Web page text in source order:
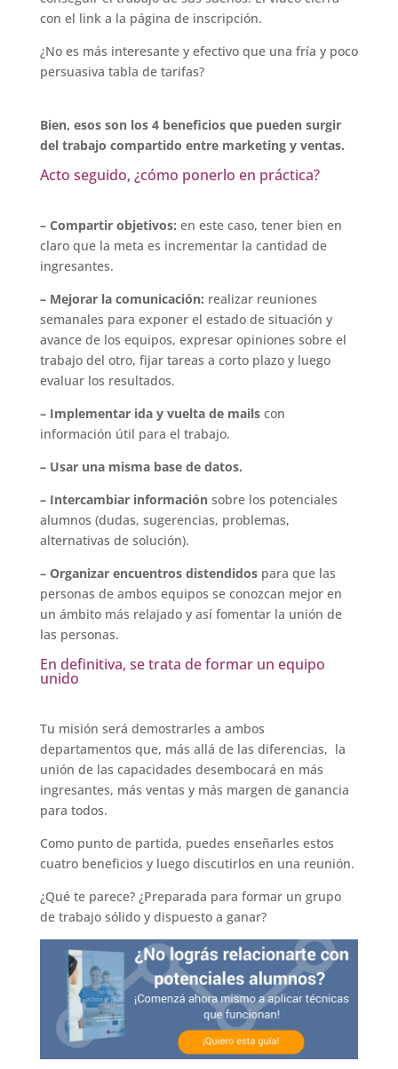
con el link a la página de inscripción.
¿No es más interesante y efectivo que una fría y poco
persuasiva tabla de tarifas?
Bien, esos son los 4 beneficios que pueden surgir
del trabajo compartido entre marketing y ventas.
Acto seguido, ¿cómo ponerlo en práctica?
– Compartir objetivos: en este caso, tener bien en
claro que la meta es incrementar la cantidad de
ingresantes.
– Mejorar la comunicación: realizar reuniones
semanales para exponer el estado de situación y
avance de los equipos, expresar opiniones sobre el
trabajo del otro, fijar tareas a corto plazo y luego
evaluar los resultados.
– Implementar ida y vuelta de mailscon
información útil para el trabajo.
– Usar una misma base de datos.
– Intercambiar informaciónsobre los potenciales
alumnos (dudas, sugerencias, problemas,
alternativas de solución).
– Organizar encuentros distendidospara que las
personas de ambos equipos se conozcan mejor en
un ámbito más relajado y así fomentar la unión de
las personas.
En definitiva, se trata de formar un equipo
unido
Tu misión será demostrarles a ambos
departamentos que, más allá de las diferencias, la
unión de las capacidades desembocará en más
ingresantes, más ventas y más margen de ganancia
para todos.
Como punto de partida, puedes enseñarles estos
cuatro beneficios y luego discutirlos en una reunión.
¿Qué te parece? ¿Preparada para formar un grupo
de trabajo sólido y dispuesto a ganar?